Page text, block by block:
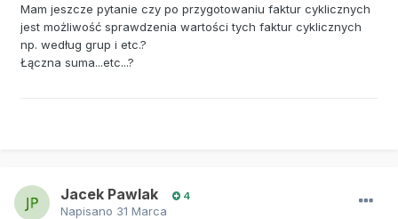
Mam jeszcze pytanie czy po przygotowaniu faktur cyklicznych
jest możliwość sprawdzenia wartości tych faktur cyklicznych
np. według grup i etc.?
Łączna suma...etc...?
Jacek Pawlak 4
Napisano 31 Marca